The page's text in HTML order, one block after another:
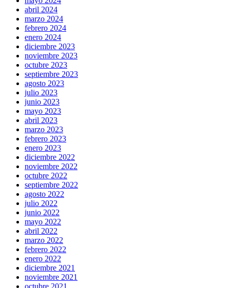
abril 2024
marzo 2024
febrero 2024
enero 2024
diciembre 2023
noviembre 2023
octubre 2023
septiembre 2023
agosto 2023
julio 2023
junio 2023
mayo 2023
abril 2023
marzo 2023
febrero 2023
enero 2023
diciembre 2022
noviembre 2022
octubre 2022
septiembre 2022
agosto 2022
julio 2022
junio 2022
mayo 2022
abril 2022
marzo 2022
febrero 2022
enero 2022
diciembre 2021
noviembre 2021